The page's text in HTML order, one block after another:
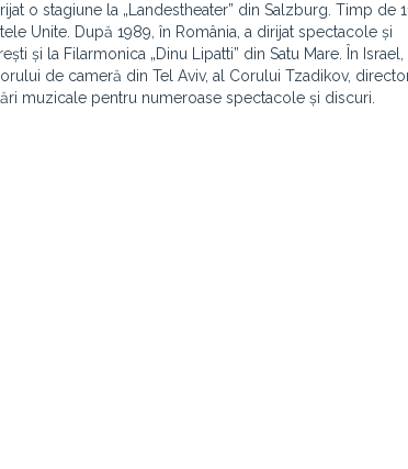
o stagiune la „Landestheater” din Salzburg. Timp de
Unite. După 1989, în România, a dirijat spectacole și
și la Filarmonica „Dinu Lipatti” din Satu Mare. În Israel,
de cameră din Tel Aviv, al Corului Tzadikov,
muzicale pentru numeroase spectacole și discuri.